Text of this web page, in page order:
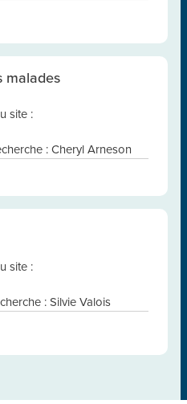
malades
site :
: Cheryl Arneson
site :
: Silvie Valois